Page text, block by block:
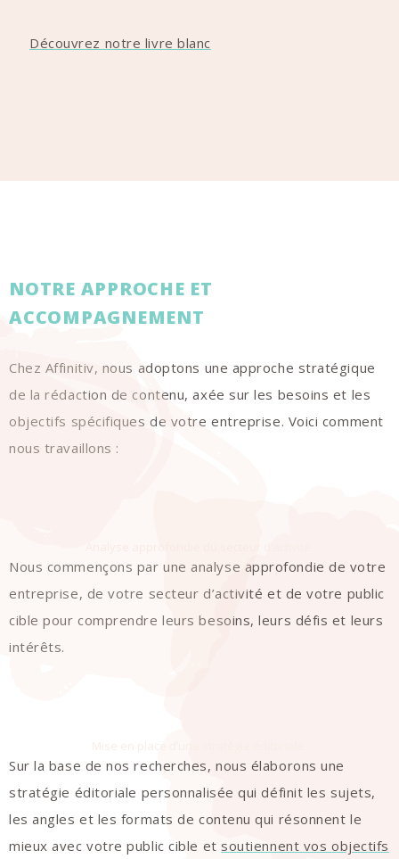
Découvrez notre livre blanc
NOTRE APPROCHE ET
ACCOMPAGNEMENT
Chez Affinitiv, nous adoptons une approche stratégique
de la rédaction de contenu, axée sur les besoins et les
objectifs spécifiques de votre entreprise. Voici comment
nous travaillons :
Nous commençons par une analyse approfondie de votre
entreprise, de votre secteur d’activité et de votre public
cible pour comprendre leurs besoins, leurs défis et leurs
intérêts.
Mise en place d’une stratégie éditoriale
Sur la base de nos recherches, nous élaborons une
stratégie éditoriale personnalisée qui définit les sujets,
les angles et les formats de contenu qui résonnent le
mieux avec votre public cible et soutiennent vos objectifs